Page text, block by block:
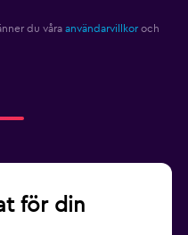
du våra användarvillkor och
för din